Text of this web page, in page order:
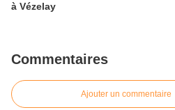
à Vézelay
Commentaires
Ajouter un commentaire